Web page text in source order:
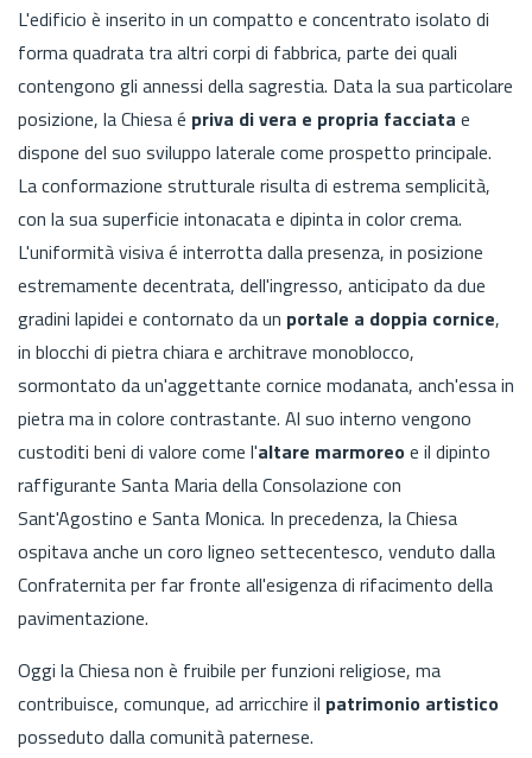
L'edificio è inserito in un compatto e concentrato isolato di
forma quadrata tra altri corpi di fabbrica, parte dei quali
contengono gli annessi della sagrestia. Data la sua particolare
posizione, la Chiesa é priva di vera e propria facciata e
dispone del suo sviluppo laterale come prospetto principale.
La conformazione strutturale risulta di estrema semplicità,
con la sua superficie intonacata e dipinta in color crema.
L'uniformità visiva é interrotta dalla presenza, in posizione
estremamente decentrata, dell'ingresso, anticipato da due
gradini lapidei e contornato da un portale a doppia cornice,
in blocchi di pietra chiara e architrave monoblocco,
sormontato da un'aggettante cornice modanata, anch'essa in
pietra ma in colore contrastante. Al suo interno vengono
custoditi beni di valore come l'altare marmoreoe il dipinto
raffigurante Santa Maria della Consolazione con
Sant'Agostino e Santa Monica. In precedenza, la Chiesa
ospitava anche un coro ligneo settecentesco, venduto dalla
Confraternita per far fronte all'esigenza di rifacimento della
pavimentazione.
Oggi la Chiesa non è fruibile per funzioni religiose, ma
contribuisce, comunque, ad arricchire il patrimonio artistico
posseduto dalla comunità paternese.